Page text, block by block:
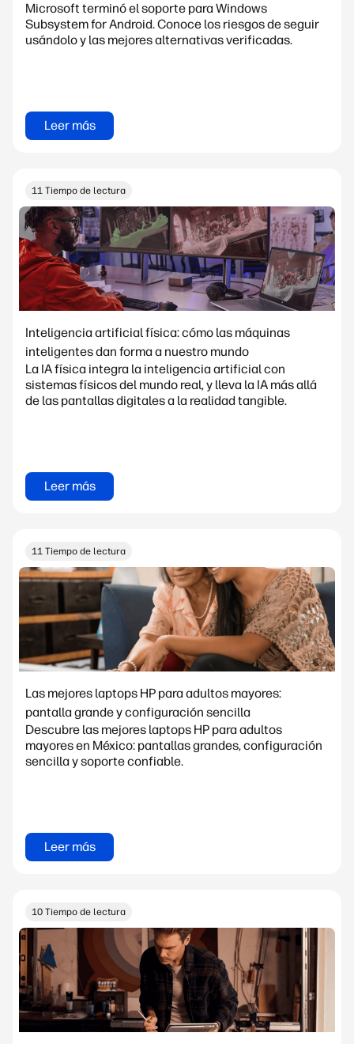
Microsoft terminó el soporte para Windows
Subsystem for Android. Conoce los riesgos de seguir
usándolo y las mejores alternativas verificadas.
Leer más
11 Tiempo de lectura
Inteligencia artificial física: cómo las máquinas
inteligentes dan forma a nuestro mundo
La IA física integra la inteligencia artificial con
sistemas físicos del mundo real, y lleva la IA más allá
de las pantallas digitales a la realidad tangible.
Leer más
11 Tiempo de lectura
Las mejores laptops HP para adultos mayores:
pantalla grande y configuración sencilla
Descubre las mejores laptops HP para adultos
mayores en México: pantallas grandes, configuración
sencilla y soporte confiable.
Leer más
10 Tiempo de lectura